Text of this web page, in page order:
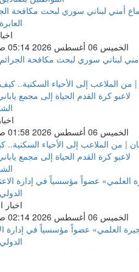
الخميس 06 أغسطس 2026 05:14 صباحاً
لبناني سوري لبحث مكافحة الجرائم
الخميس 06 أغسطس 2026 01:58 صباحاً
| من الملاعب إلى الأحياء السكنية..
لاعبو كرة القدم الحياة إلى مجمع
اخبار
الخميس 06 أغسطس 2026 02:14 صباحاً